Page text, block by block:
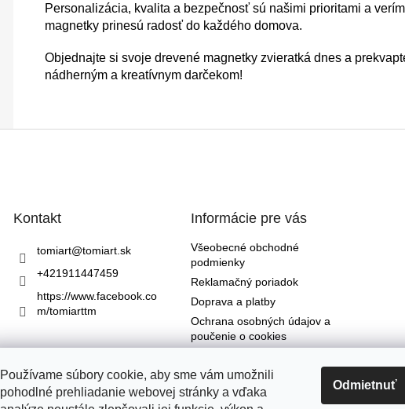
Používame súbory cookie, aby sme vám umožnili
pohodlné prehliadanie webovej stránky a vďaka
Odmietnuť
Personalizácia, kvalita a bezpečnosť sú našimi prioritami a
magnetky prinesú radosť do každého domova.
Objednajte si svoje drevené magnetky zvieratká dnes a
nádherným a kreatívnym darčekom!
Kontakt
tomiart@tomiart.sk
+421911447459
https://www.facebook.co
m/tomiarttm
Informácie pre vás
Všeobecné obchodné
podmienky
Reklamačný poriadok
Doprava a platby
Ochrana osobných údajov a
poučenie o cookies
zmluvy
Reklamačný formulár